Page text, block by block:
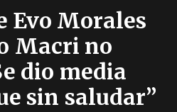
Evo Morales
Macri no
dio media
sin saludar”